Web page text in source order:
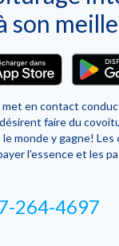
son
met en contact
faire du
monde y gagne!
l'essence et les
264-4697